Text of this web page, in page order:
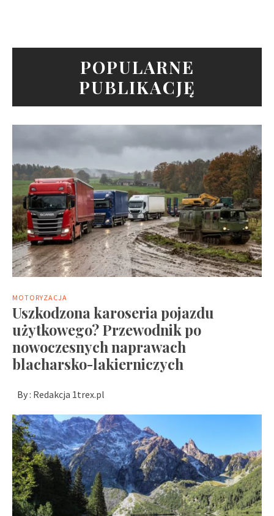
POPULARNE
PUBLIKACJĘ
MOTORYZACJA
Uszkodzona karoseria pojazdu
użytkowego? Przewodnik po
nowoczesnych naprawach
blacharsko-lakierniczych
By : Redakcja 1trex.pl